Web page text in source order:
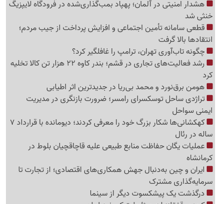
هشدار امنیتی در آلمان؛ پهپاد بمب‌گذاری‌شده در فرودگاه لایپزیگ
خنثی شد
قطعی سامانه تأمین اجتماعی و افزایش پرداخت از جیب مردم؛
انتقادها بالا گرفت
چگونه تاب‌آوری تهران، ترامپ را غافلگیر کرد؟
رشد فعالیت‌های تجاری در قشم؛ بندر کاوه 22 هزار تن کالا تخلیه
کرد
هومن برق‌نورد و محمد بی‌ریا در جدیدترین اثر اطیابی
تراژدی ساحل توسکسرای رامسر؛ ضرورت بازنگری در مدیریت
ایمنی سواحل
کهکشانی‌ها شکار بزرگ خود را معرفی کردند؛ دیومانده با قرارداد 7
ساله در رئال
عملیات یگان حفاظت منابع طبیعی علیه قاچاقچیان بلوط در
کرمانشاه
ایران و چین به‌دنبال جهش همکاری‌های اقتصادی؛ از تجارت تا
سرمایه‌گذاری مشترک
درگذشت یک پیشکسوت دیگر از سینما